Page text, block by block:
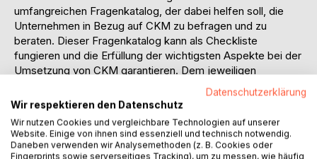
umfangreichen Fragenkatalog, der dabei helfen soll, die
Unternehmen in Bezug auf CKM zu befragen und zu
beraten. Dieser Fragenkatalog kann als Checkliste
fungieren und die Erfüllung der wichtigsten Aspekte bei der
Umsetzung von CKM garantieren. Dem jeweiligen
Unternehmen sollen dabei mögliche Lösungsvorschläge für
ein erfolgreiches CKM suggeriert werden. Durch diese
Arbeit soll eine Wissensbasis im Unternehmen entstehen.
Diese Wissensbasis dient als Instrument,
Verbesserungsvorschläge oder Ergänzungen der
Datenschutzerklärung
Wir respektieren den Datenschutz
Wir nutzen Cookies und vergleichbare Technologien auf unserer
Website. Einige von ihnen sind essenziell und technisch notwendig.
Daneben verwenden wir Analysemethoden (z. B. Cookies oder
Fingerprints sowie serverseitiges Tracking), um zu messen, wie häufig